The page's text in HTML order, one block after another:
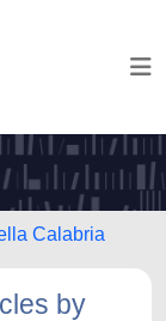
Calabria
by